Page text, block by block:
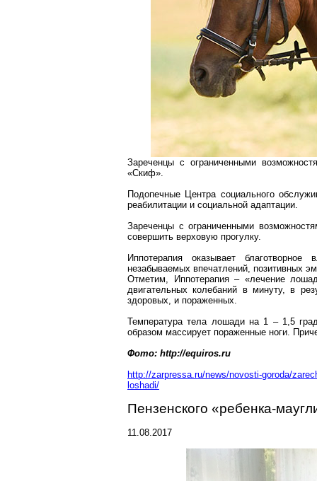
Зареченцы с ограниченными
«Скиф».
Подопечные Центра социального
реабилитации и социальной адаптации.
Зареченцы с ограниченными
совершить верховую прогулку.
Иппотерапия оказывает благотворное
незабываемых впечатлений, позитивных
Отметим,
Иппотерапия– «лечение
двигательных колебаний в минуту, в
здоровых, и пораженных.
Температура тела лошади на 1 – 1,5
образом массирует пораженные ноги.
Фото: http://equiros.ru
http://zarpressa.ru/news/novosti-goroda/
loshadi/
Пензенского «ребенка-
11.08.2017